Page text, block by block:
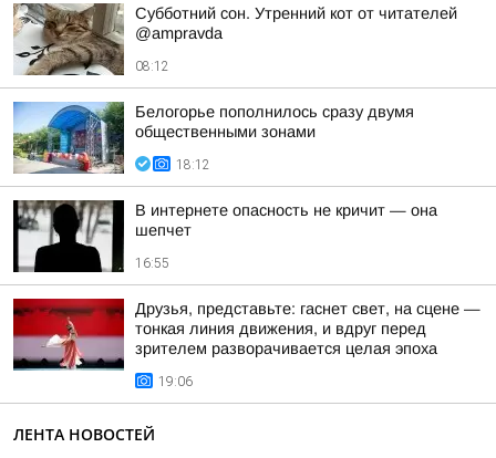
Субботний сон. Утренний кот от читателей
@ampravda
08:12
Белогорье пополнилось сразу двумя
общественными зонами
18:12
В интернете опасность не кричит — она
шепчет
16:55
Друзья, представьте: гаснет свет, на сцене —
тонкая линия движения, и вдруг перед
зрителем разворачивается целая эпоха
19:06
ЛЕНТА НОВОСТЕЙ